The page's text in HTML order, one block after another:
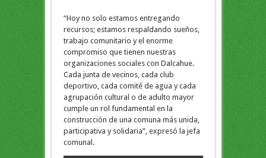
“Hoy no solo estamos entregando
recursos; estamos respaldando sueños,
trabajo comunitario y el enorme
compromiso que tienen nuestras
organizaciones sociales con Dalcahue.
Cada junta de vecinos, cada club
deportivo, cada comité de agua y cada
agrupación cultural o de adulto mayor
cumple un rol fundamental en la
construcción de una comuna más unida,
participativa y solidaria”, expresó la jefa
comunal.